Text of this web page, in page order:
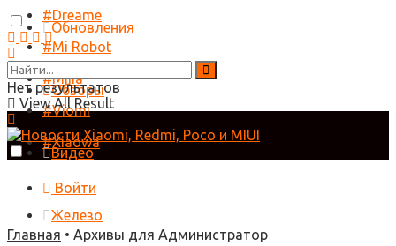
#Dreame
#Mi Robot
#Mijia
#Viomi
#Xiaowa
Войти
Обновления
Обзоры
Видео
Железо
Нет результатов
View All Result
Главная • Архивы для Администратор